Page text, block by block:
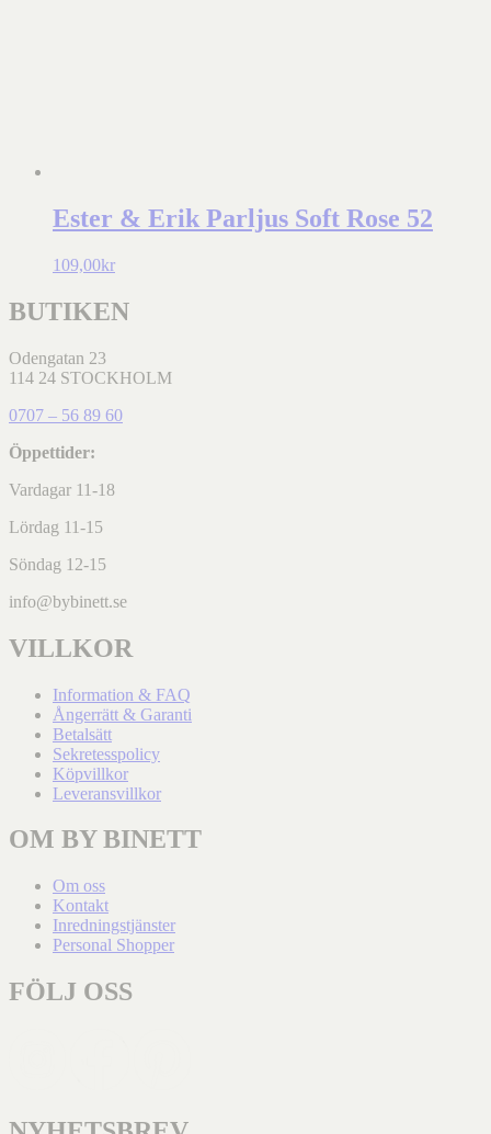
Ester & Erik Parljus Soft Rose 52
109,00kr
BUTIKEN
Odengatan 23
114 24 STOCKHOLM
0707 – 56 89 60
Öppettider:
Vardagar 11-18
Lördag 11-15
Söndag 12-15
info@bybinett.se
VILLKOR
Information & FAQ
Ångerrätt & Garanti
Betalsätt
Sekretesspolicy
Köpvillkor
Leveransvillkor
OM BY BINETT
Om oss
Kontakt
Inredningstjänster
Personal Shopper
FÖLJ OSS